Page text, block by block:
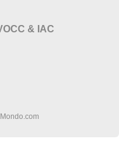
& IAC